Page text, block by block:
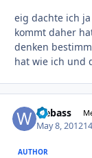
eig dachte ich
kommt daher
denken
hat wie ich und
webass
May 8, 2012
AUTHOR